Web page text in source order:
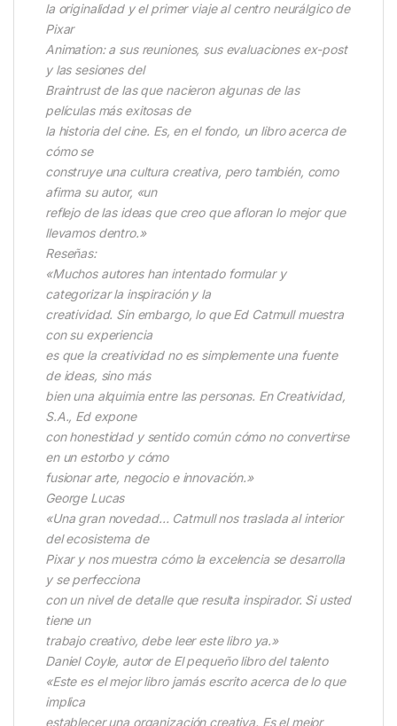
la originalidad y el primer viaje al centro neurálgico de
Pixar
Animation: a sus reuniones, sus evaluaciones ex-post
y las sesiones del
Braintrust de las que nacieron algunas de las
películas más exitosas de
la historia del cine. Es, en el fondo, un libro acerca de
cómo se
construye una cultura creativa, pero también, como
afirma su autor, «un
reflejo de las ideas que creo que afloran lo mejor que
llevamos dentro.»
Reseñas:
«Muchos autores han intentado formular y
categorizar la inspiración y la
creatividad. Sin embargo, lo que Ed Catmull muestra
con su experiencia
es que la creatividad no es simplemente una fuente
de ideas, sino más
bien una alquimia entre las personas. En Creatividad,
S.A., Ed expone
con honestidad y sentido común cómo no convertirse
en un estorbo y cómo
fusionar arte, negocio e innovación.»
George Lucas
«Una gran novedad… Catmull nos traslada al interior
del ecosistema de
Pixar y nos muestra cómo la excelencia se desarrolla
y se perfecciona
con un nivel de detalle que resulta inspirador. Si usted
tiene un
trabajo creativo, debe leer este libro ya.»
Daniel Coyle, autor de El pequeño libro del talento
«Este es el mejor libro jamás escrito acerca de lo que
implica
establecer una organización creativa. Es el mejor